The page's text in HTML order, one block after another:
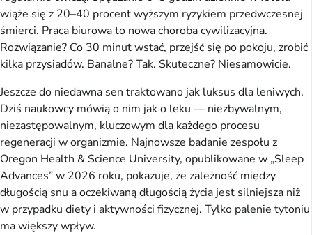
wiąże się z 20–40 procent wyższym ryzykiem przedwczesnej
śmierci. Praca biurowa to nowa choroba cywilizacyjna.
Rozwiązanie? Co 30 minut wstać, przejść się po pokoju, zrobić
kilka przysiadów. Banalne? Tak. Skuteczne? Niesamowicie.
Jeszcze do niedawna sen traktowano jak luksus dla leniwych.
Dziś naukowcy mówią o nim jak o leku — niezbywalnym,
niezastępowalnym, kluczowym dla każdego procesu
regeneracji w organizmie. Najnowsze badanie zespołu z
Oregon Health & Science University, opublikowane w „Sleep
Advances” w 2026 roku, pokazuje, że zależność między
długością snu a oczekiwaną długością życia jest silniejsza niż
w przypadku diety i aktywności fizycznej. Tylko palenie tytoniu
ma większy wpływ.